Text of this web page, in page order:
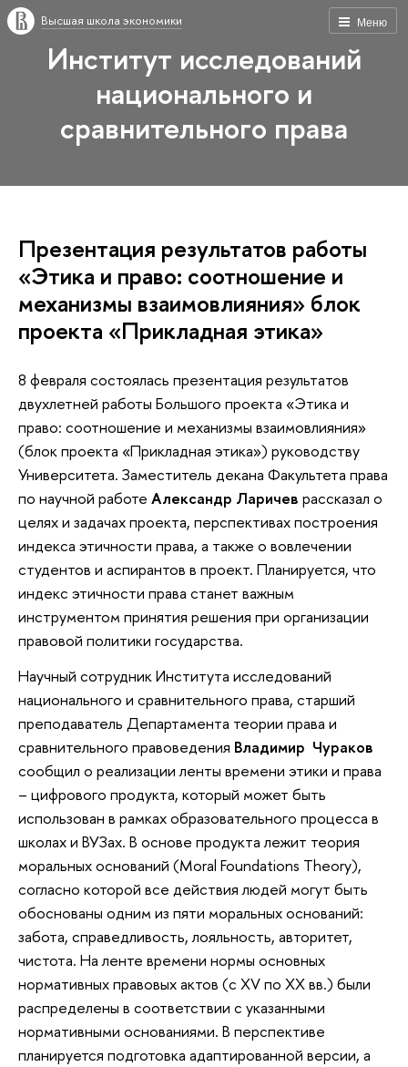
Меню
Высшая школа экономики
Институт исследований
национального и
сравнительного права
Презентация результатов работы
«Этика и право: соотношение и
механизмы взаимовлияния» блок
проекта «Прикладная этика»
8 февраля состоялась презентация результатов
двухлетней работы Большого проекта «Этика и
право: соотношение и механизмы взаимовлияния»
(блок проекта «Прикладная этика») руководству
Университета. Заместитель декана Факультета права
по научной работе Александр Ларичев рассказал о
целях и задачах проекта, перспективах построения
индекса этичности права, а также о вовлечении
студентов и аспирантов в проект. Планируется, что
индекс этичности права станет важным
инструментом принятия решения при организации
правовой политики государства.
Научный сотрудник Института исследований
национального и сравнительного права, старший
преподаватель Департамента теории права и
сравнительного правоведения Владимир Чураков
сообщил о реализации ленты времени этики и права
– цифрового продукта, который может быть
использован в рамках образовательного процесса в
школах и ВУЗах. В основе продукта лежит теория
моральных оснований (Moral Foundations Theory),
согласно которой все действия людей могут быть
обоснованы одним из пяти моральных оснований:
забота, справедливость, лояльность, авторитет,
чистота. На ленте времени нормы основных
нормативных правовых актов (с XV по XX вв.) были
распределены в соответствии с указанными
нормативными основаниями. В перспективе
планируется подготовка адаптированной версии, а